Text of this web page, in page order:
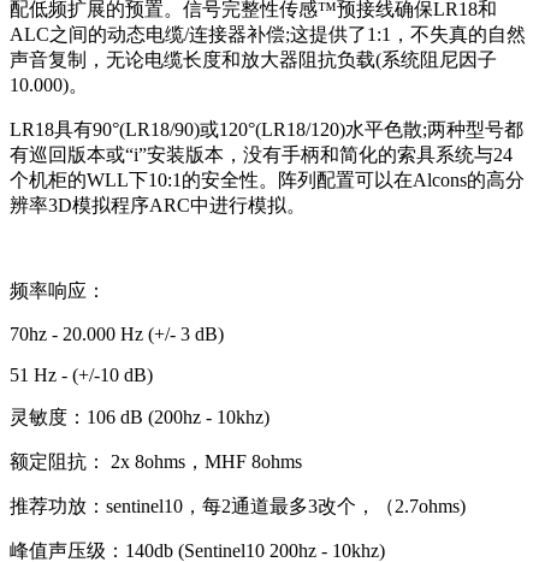
配低频扩展的预置。信号完整性传感™预接线确保LR18和
ALC之间的动态电缆/连接器补偿;这提供了1:1，不失真的自然
声音复制，无论电缆长度和放大器阻抗负载(系统阻尼因子
10.000)。
LR18具有90°(LR18/90)或120°(LR18/120)水平色散;两种型号都
有巡回版本或“i”安装版本，没有手柄和简化的索具系统与24
个机柜的WLL下10:1的安全性。阵列配置可以在Alcons的高分
辨率3D模拟程序ARC中进行模拟。
频率响应：
70hz - 20.000 Hz (+/- 3 dB)
51 Hz - (+/-10 dB)
灵敏度：106 dB (200hz - 10khz)
额定阻抗： 2x 8ohms，MHF 8ohms
推荐功放：sentinel10，每2通道最多3改个，（2.7ohms)
峰值声压级：140db (Sentinel10 200hz - 10khz)